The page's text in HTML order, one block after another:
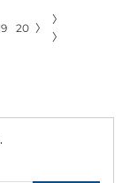
20 〉
〉
〉